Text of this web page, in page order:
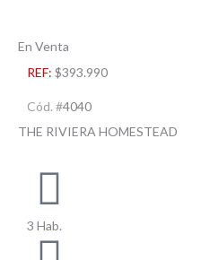
En Venta
REF: $393.990
Cód. #4040
THE RIVIERA HOMESTEAD
3 Hab.